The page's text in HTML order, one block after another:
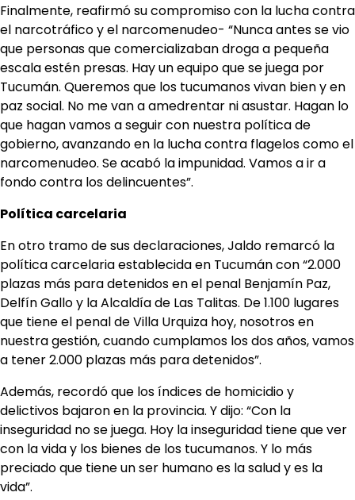
Finalmente, reafirmó su compromiso con la lucha contra
el narcotráfico y el narcomenudeo- “Nunca antes se vio
que personas que comercializaban droga a pequeña
escala estén presas. Hay un equipo que se juega por
Tucumán. Queremos que los tucumanos vivan bien y en
paz social. No me van a amedrentar ni asustar. Hagan lo
que hagan vamos a seguir con nuestra política de
gobierno, avanzando en la lucha contra flagelos como el
narcomenudeo. Se acabó la impunidad. Vamos a ir a
fondo contra los delincuentes”.
Política carcelaria
En otro tramo de sus declaraciones, Jaldo remarcó la
política carcelaria establecida en Tucumán con “2.000
plazas más para detenidos en el penal Benjamín Paz,
Delfín Gallo y la Alcaldía de Las Talitas. De 1.100 lugares
que tiene el penal de Villa Urquiza hoy, nosotros en
nuestra gestión, cuando cumplamos los dos años, vamos
a tener 2.000 plazas más para detenidos”.
Además, recordó que los índices de homicidio y
delictivos bajaron en la provincia. Y dijo: “Con la
inseguridad no se juega. Hoy la inseguridad tiene que ver
con la vida y los bienes de los tucumanos. Y lo más
preciado que tiene un ser humano es la salud y es la
vida”.